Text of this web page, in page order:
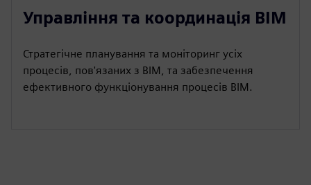
Управління та координація BIM
Стратегічне планування та моніторинг усіх
процесів, пов'язаних з BIM, та забезпечення
ефективного функціонування процесів BIM.